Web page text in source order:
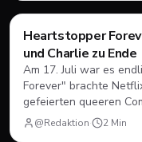
Filme & Serien
Heartstopper
und Charlie zu Ende
Am 17. Juli war es
Forever" brachte
gefeierten queeren
Bildschirme. Statt
abendfüllenden
@Redaktion· 2 Min